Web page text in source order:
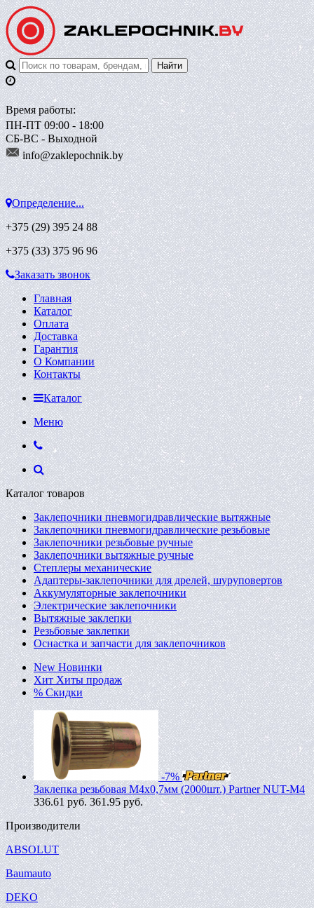
Время работы:
ПН-ПТ 09:00 - 18:00
СБ-ВС - Выходной
info@zaklepochnik.by
Определение...
+375 (29)395 24 88
+375 (33)375 96 96
Заказать звонок
Главная
Каталог
Оплата
Доставка
Гарантия
О Компании
Контакты
Каталог
Меню
Каталог товаров
Заклепочники пневмогидравлические вытяжные
Заклепочники пневмогидравлические резьбовые
Заклепочники резьбовые ручные
Заклепочники вытяжные ручные
Степлеры механические
Адаптеры-заклепочники для дрелей, шуруповертов
Аккумуляторные заклепочники
Электрические заклепочники
Вытяжные заклепки
Резьбовые заклепки
Оснастка и запчасти для заклепочников
New Новинки
Хит Хиты продаж
% Скидки
-7%
Заклепка резьбовая M4х0,7мм (2000шт.) Partner NUT-M4
336.61руб. 361.95 руб.
Производители
ABSOLUT
Baumauto
DEKO